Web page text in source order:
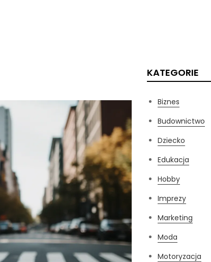
KATEGORIE
Biznes
Budownictwo
Dziecko
Edukacja
Hobby
Imprezy
Marketing
Moda
Motoryzacja